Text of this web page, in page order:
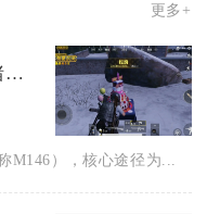
更多+
想要获取绝地求生粉猪m146该怎么办
M146），核心途径为...